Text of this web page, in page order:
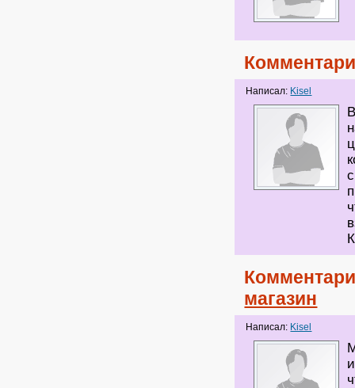
Написал: Kisel
магазин
Написал: Kisel